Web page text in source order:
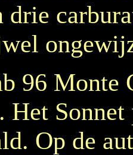
96
Het
Op de